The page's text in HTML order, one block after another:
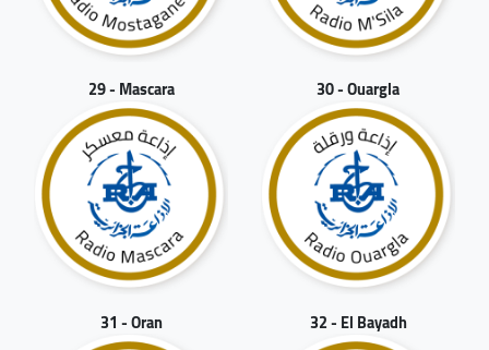
29 - Mascara 30 - Ouargla
31 - Oran 32 - El Bayadh